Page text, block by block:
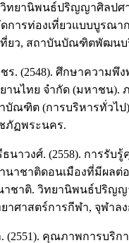
วิทยานิพนธ์ปริญญาศิลป
การท่องเที่ยวแบบบูรณา
ที่ยว, สถาบันบัณฑิตพัฒนบ
ร. (2548). ศึกษาความพึ
านไทย จำกัด (มหาชน
บัณฑิต (การบริหารทั่วไ
ภัฏพระนคร.
นาวงศ์. (2558). การรับ
นาชาติดอนเมืองที่มีผลต่
าชาติ. วิทยานิพนธ์ปริญ
ศาสตร์การกีฬา, จุฬาล
(2551). คุณภาพการบริก